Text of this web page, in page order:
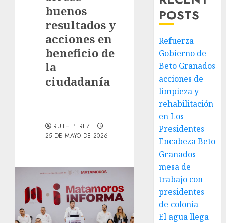
buenos
resultados y
acciones en
beneficio de
la
ciudadanía
RUTH PEREZ
25 DE MAYO DE 2026
POSTS
Refuerza
Gobierno de
Beto Granados
acciones de
limpieza y
rehabilitación
en Los
Presidentes
Encabeza Beto
Granados
mesa de
trabajo con
presidentes
de colonia-
El agua llega